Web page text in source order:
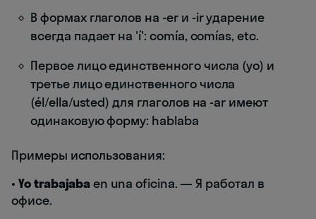
В формах глаголов на -er и -ir ударение
всегда падает на 'í': comía, comías, etc.
Первое лицо единственного числа (yo) и
третье лицо единственного числа
(él/ella/usted) для глаголов на -ar имеют
одинаковую форму: hablaba
Примеры использования:
• Yo trabajaba en una oficina. — Я работал в
офисе.